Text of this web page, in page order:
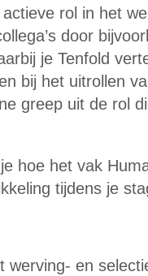
rol in het
door
je Tenfold
bij het uitrollen
greep uit de rol
hoe het vak
tijdens je
werving- en